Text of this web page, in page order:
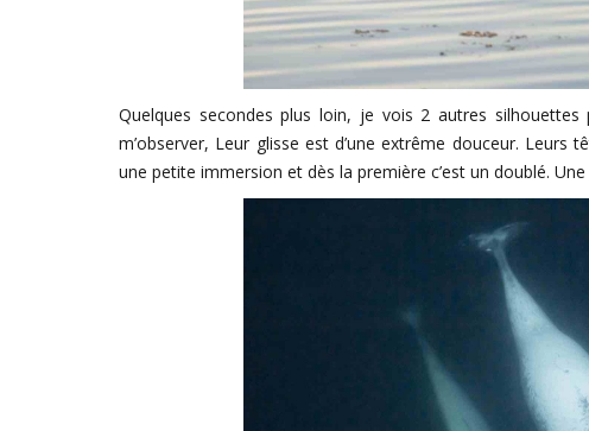
Quelques secondes plus loin, je vois 2 autres
m’observer, Leur glisse est d’une extrême douceur.
une petite immersion et dès la première c’est un doublé.